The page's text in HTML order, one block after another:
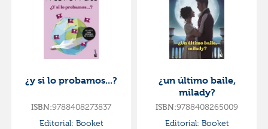
¿y si lo probamos...?
ISBN:9788408273837
Editorial: Booket
¿un último baile,
milady?
ISBN:9788408265009
Editorial: Booket